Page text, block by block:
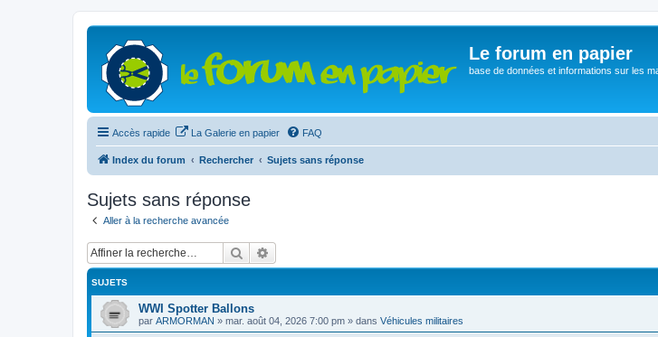
Le forum en papier
base de données et informations sur les
Accès rapide La Galerie en papier FAQ
Index du forum Rechercher Sujets sans réponse
Sujets sans réponse
Aller à la recherche avancée
Rechercher
SUJETS
WWI Spotter Ballons
par ARMORMAN » mar. août 04, 2026 7:00 pm » dans Véhicules militaires